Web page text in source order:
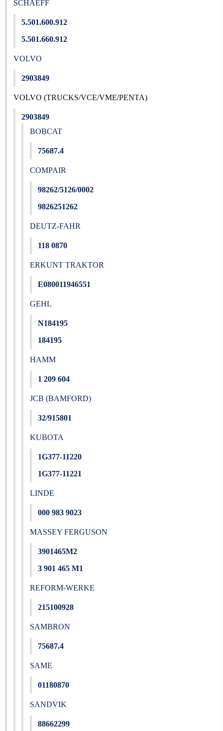
SCHAEFF
5.501.600.912
5.501.660.912
VOLVO
2903849
VOLVO (TRUCKS/VCE/VME/PENTA)
2903849
BOBCAT
75687.4
COMPAIR
98262/5126/0002
9826251262
DEUTZ-FAHR
118 0870
ERKUNT TRAKTOR
E080011946551
GEHL
N184195
184195
HAMM
1 209 604
JCB (BAMFORD)
32/915801
KUBOTA
1G377-11220
1G377-11221
LINDE
000 983 9023
MASSEY FERGUSON
3901465M2
3 901 465 M1
REFORM-WERKE
215100928
SAMBRON
75687.4
SAME
01180870
SANDVIK
88662299